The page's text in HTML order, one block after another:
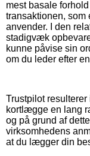
mest basale
transaktionen, som
anvender. I den
stadigvæk
kunne påvise sin
om du leder efter
Trustpilot
kortlægge en lang
og på grund af
virksomhedens
at du lægger din